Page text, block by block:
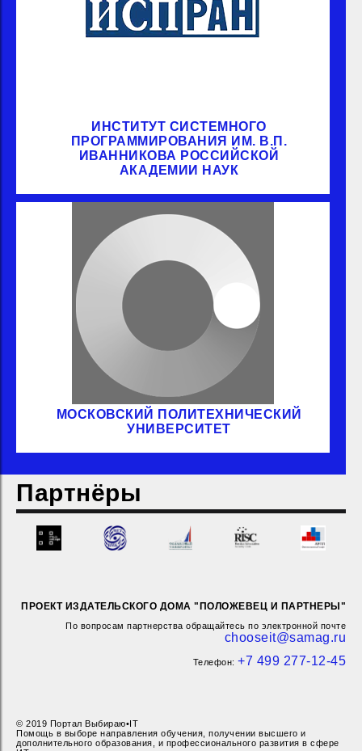
ИНСТИТУТ СИСТЕМНОГО
ПРОГРАММИРОВАНИЯ ИМ. В.П.
ИВАННИКОВА РОССИЙСКОЙ
АКАДЕМИИ НАУК
МОСКОВСКИЙ ПОЛИТЕХНИЧЕСКИЙ
УНИВЕРСИТЕТ
Партнёры
ПРОЕКТ ИЗДАТЕЛЬСКОГО ДОМА "ПОЛОЖЕВЕЦ И ПАРТНЕРЫ"
По вопросам партнерства обращайтесь по электронной почте
chooseit@samag.ru
Телефон: +7 499 277-12-45
© 2019 Портал Выбираю•IT
Помощь в выборе направления обучения, получении высшего и
дополнительного образования, и профессионального развития в сфере